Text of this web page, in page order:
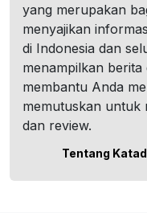
yang merupakan
menyajikan
di Indonesia dan
menampilkan
membantu Anda
memutuskan untuk
dan review.
Tentang